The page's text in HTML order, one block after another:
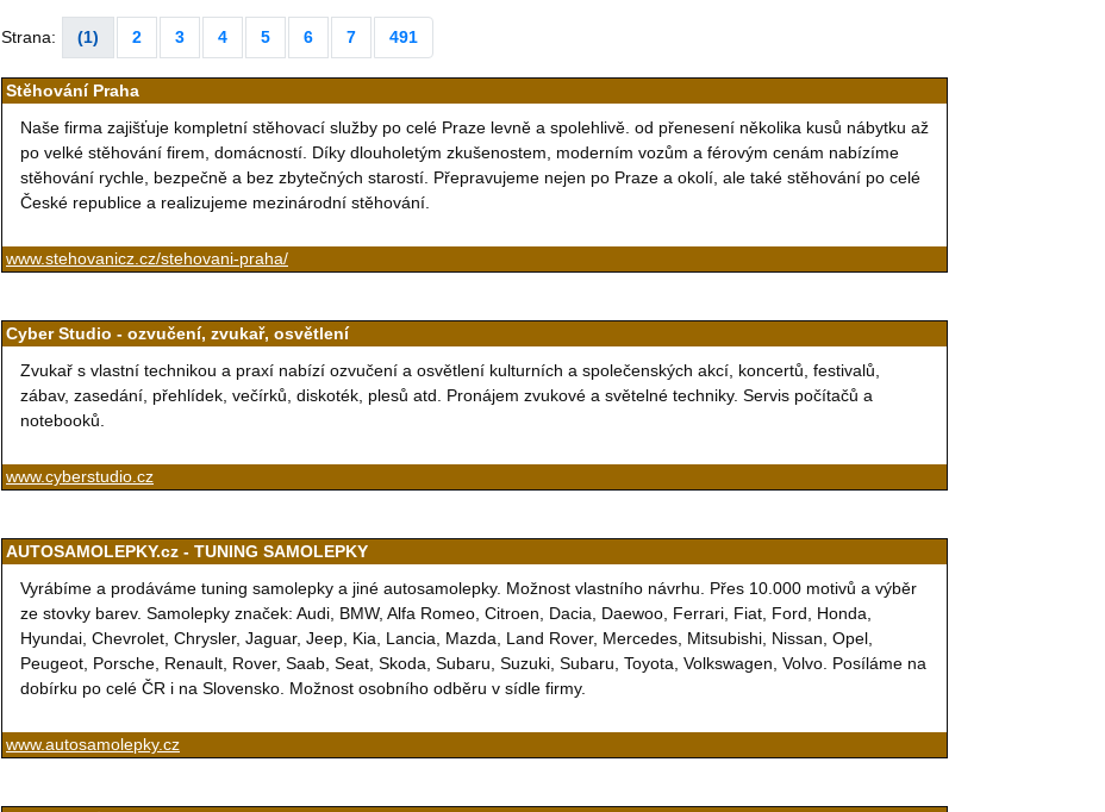
Strana: (1) 2 3 4 5 6 7 491
Stěhování Praha
Naše firma zajišťuje kompletní stěhovací služby po celé Praze levně a spolehlivě. od přenesení několika kusů nábytku až
po velké stěhování firem, domácností. Díky dlouholetým zkušenostem, moderním vozům a férovým cenám nabízíme
stěhování rychle, bezpečně a bez zbytečných starostí. Přepravujeme nejen po Praze a okolí, ale také stěhování po celé
České republice a realizujeme mezinárodní stěhování.
www.stehovanicz.cz/stehovani-praha/
Cyber Studio - ozvučení, zvukař, osvětlení
Zvukař s vlastní technikou a praxí nabízí ozvučení a osvětlení kulturních a společenských akcí, koncertů, festivalů,
zábav, zasedání, přehlídek, večírků, diskoték, plesů atd. Pronájem zvukové a světelné techniky. Servis počítačů a
notebooků.
www.cyberstudio.cz
AUTOSAMOLEPKY.cz - TUNING SAMOLEPKY
Vyrábíme a prodáváme tuning samolepky a jiné autosamolepky. Možnost vlastního návrhu. Přes 10.000 motivů a výběr
ze stovky barev. Samolepky značek: Audi, BMW, Alfa Romeo, Citroen, Dacia, Daewoo, Ferrari, Fiat, Ford, Honda,
Hyundai, Chevrolet, Chrysler, Jaguar, Jeep, Kia, Lancia, Mazda, Land Rover, Mercedes, Mitsubishi, Nissan, Opel,
Peugeot, Porsche, Renault, Rover, Saab, Seat, Skoda, Subaru, Suzuki, Subaru, Toyota, Volkswagen, Volvo. Posíláme na
dobírku po celé ČR i na Slovensko. Možnost osobního odběru v sídle firmy.
www.autosamolepky.cz